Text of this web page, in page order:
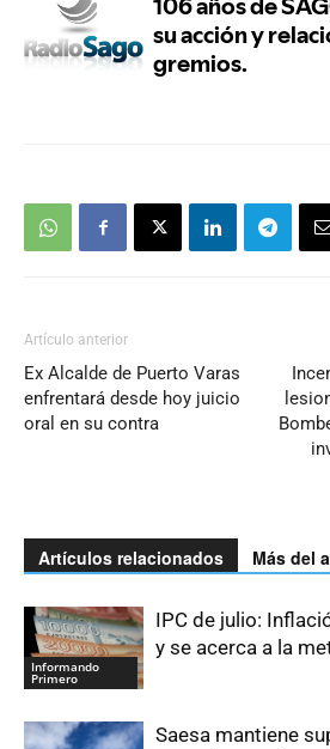
Artículo anterior
Ex Alcalde de Puerto Varas
enfrentará desde hoy juicio
oral en su contra
Artículos relacionados Más del
Informando
Primero
IPC de julio:
y se acerca a la
Saesa mantiene